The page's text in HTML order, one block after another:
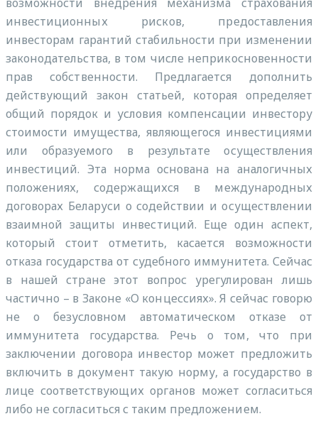
инвестиционных рисков, предоставления
инвесторам гарантий стабильности при изменении
законодательства, в том числе неприкосновенности
прав собственности. Предлагается дополнить
действующий закон статьей, которая определяет
общий порядок и условия компенсации инвестору
стоимости имущества, являющегося инвестициями
или образуемого в результате осуществления
инвестиций. Эта норма основана на аналогичных
положениях, содержащихся в международных
договорах Беларуси о содействии и осуществлении
взаимной защиты инвестиций. Еще один аспект,
который стоит отметить, касается возможности
отказа государства от судебного иммунитета. Сейчас
в нашей стране этот вопрос урегулирован лишь
частично – в Законе «О концессиях». Я сейчас говорю
не о безусловном автоматическом отказе от
иммунитета государства. Речь о том, что при
заключении договора инвестор может предложить
включить в документ такую норму, а государство в
лице соответствующих органов может согласиться
либо не согласиться с таким предложением.